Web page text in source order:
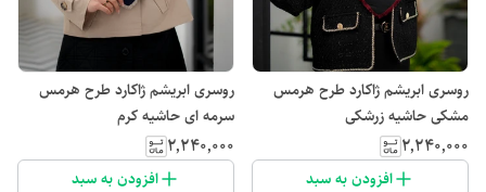
روسری ابریشم ژاکارد طرح هرمس
مشکی حاشیه زرشکی
۲٬۲۴۰٬۰۰۰
افزودن به سبد
روسری ابریشم ژاکارد طرح هرمس
سرمه ای حاشیه کرم
۲٬۲۴۰٬۰۰۰
افزودن به سبد